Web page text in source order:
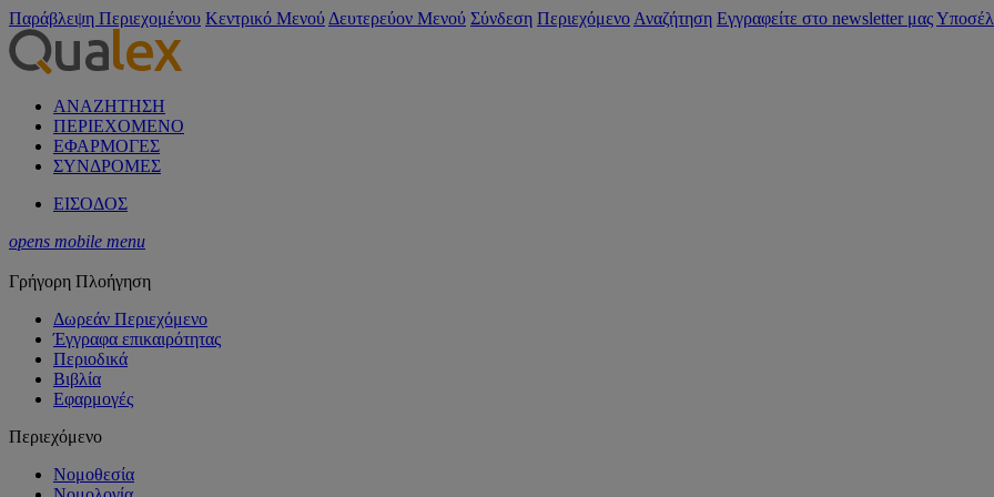
Παράβλεψη Περιεχομένου Κεντρικό Μενού Δευτερεύον Μενού Σύνδεση Περιεχόμενο Αναζήτηση Εγγραφείτε στο newsletter μας
ΑΝΑΖΗΤΗΣΗ
ΠΕΡΙΕΧΟΜΕΝΟ
ΕΦΑΡΜΟΓΕΣ
ΣΥΝΔΡΟΜΕΣ
ΕΙΣΟΔΟΣ
opens mobile menu
Γρήγορη Πλοήγηση
Δωρεάν Περιεχόμενο
Έγγραφα επικαιρότητας
Περιοδικά
Βιβλία
Εφαρμογές
Περιεχόμενο
Νομοθεσία